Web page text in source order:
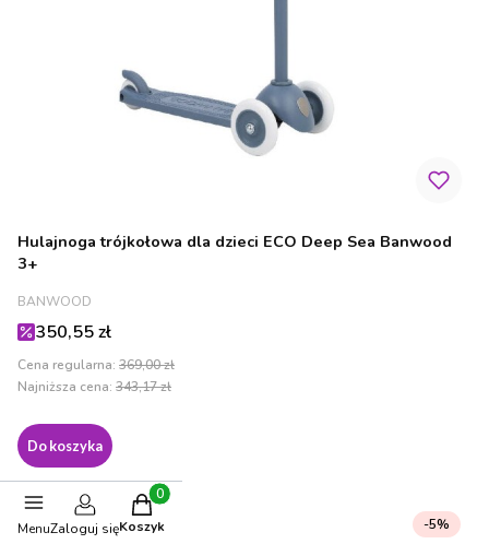
Hulajnoga trójkołowa dla dzieci ECO Deep Sea Banwood
3+
PRODUCENT
BANWOOD
Cena promocyjna
350,55 zł
Cena regularna: 369,00 zł
Najniższa cena: 343,17 zł
Do koszyka
OKAZJA -5%
MenuZaloguj się
Produkty w koszyku: 0. Zobacz szczegóły
Koszyk